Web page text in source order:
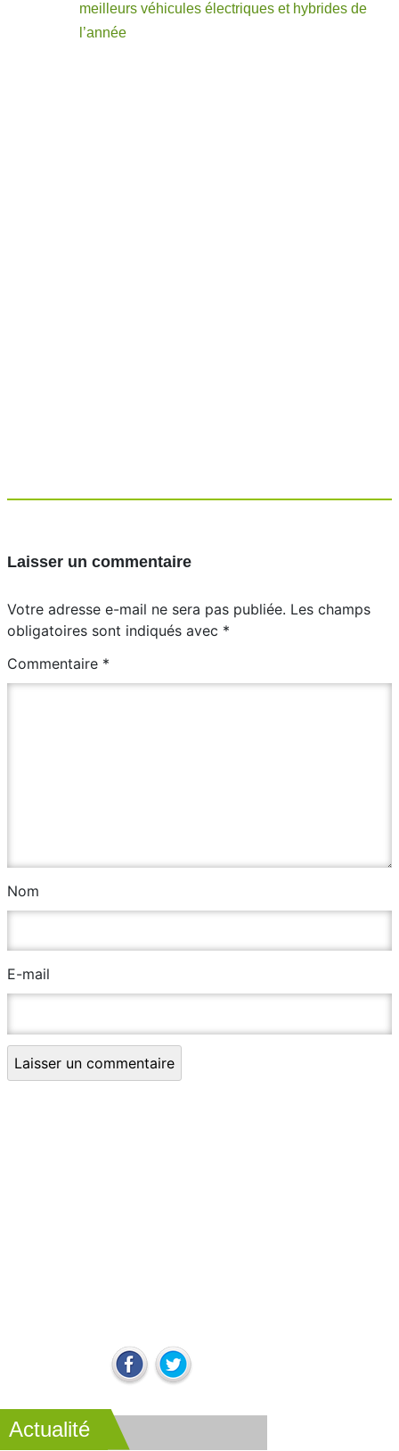
meilleurs véhicules électriques et hybrides de
l’année
Laisser un commentaire
Votre adresse e-mail ne sera pas publiée. Les champs
obligatoires sont indiqués avec *
Commentaire *
Nom
E-mail
Actualité